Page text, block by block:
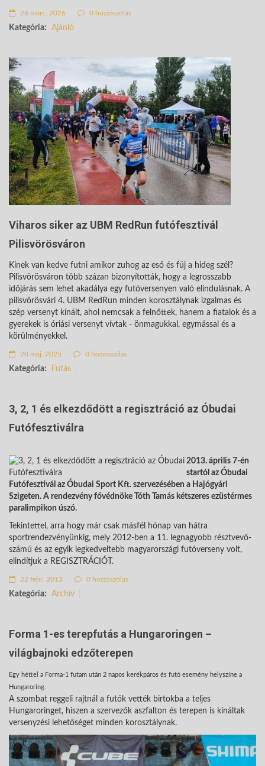
26 márc. 2026 0 hozzászólás
Kategória: Ajánló
Viharos siker az UBM RedRun futófesztivál
Pilisvörösváron
Kinek van kedve futni amikor zuhog az eső és fúj a hideg szél?
Pilisvörösváron több százan bizonyították, hogy a legrosszabb
időjárás sem lehet akadálya egy futóversenyen való elindulásnak. A
pilisvörösvári 4. UBM RedRun minden korosztálynak izgalmas és
szép versenyt kínált, ahol nemcsak a felnőttek, hanem a fiatalok és a
gyerekek is óriási versenyt vívtak - önmagukkal, egymással és a
körülményekkel.
20 máj. 2025 0 hozzászólás
Kategória: Futás
3, 2, 1 és elkezdődött a regisztráció az Óbudai
Futófesztiválra
2013. április 7-én
startól az Óbudai
Futófesztivál az Óbudai Sport Kft. szervezésében a Hajógyári
Szigeten. A rendezvény fővédnöke Tóth Tamás kétszeres ezüstérmes
paralimpikon úszó.
Tekintettel, arra hogy már csak másfél hónap van hátra
sportrendezvényünkig, mely 2012-ben a 11. legnagyobb résztvevő-
számú és az egyik legkedveltebb magyarországi futóverseny volt,
elindítjuk a REGISZTRÁCIÓT.
22 febr. 2013 0 hozzászólás
Kategória: Archív
Forma 1-es terepfutás a Hungaroringen –
világbajnoki edzőterepen
Egy héttel a Forma-1 futam után 2 napos kerékpáros és futó esemény helyszíne a
Hungaroring.
A szombat reggeli rajtnál a futók vették birtokba a teljes
Hungaroringet, hiszen a szervezők aszfalton és terepen is kínáltak
versenyzési lehetőséget minden korosztálynak.